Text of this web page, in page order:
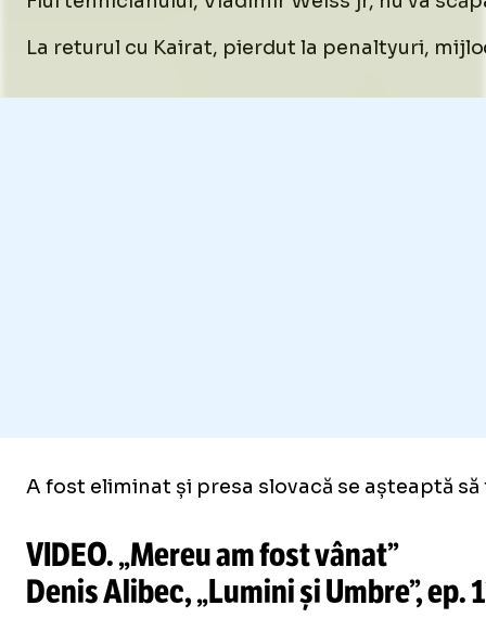
La returul cu Kairat, pierdut la penaltyuri,
A fost eliminat și presa slovacă se așteaptă
VIDEO. „Mereu am fost vânat”
Denis Alibec, „Lumini și Umbre”,